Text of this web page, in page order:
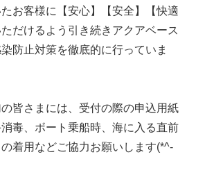
お客様に【安心】【安全】【快適
だけるよう引き続きアクアベース
防止対策を徹底的に行っていま
皆さまには、受付の際の申込用紙
毒、ボート乗船時、海に入る直前
着用などご協力お願いします(*^-